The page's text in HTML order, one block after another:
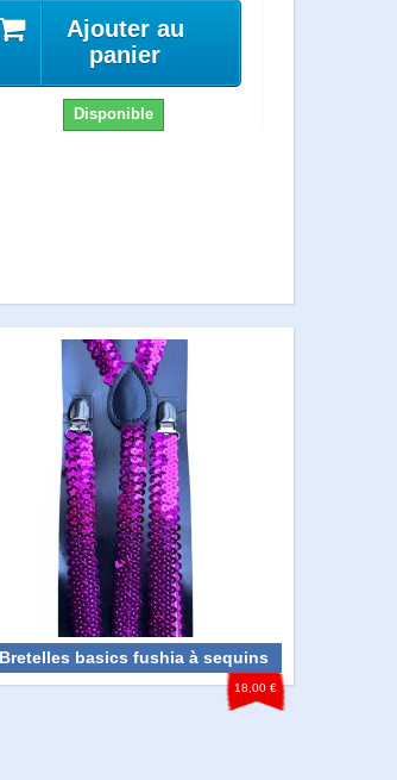
Ajouter au
panier
Disponible
Bretelles basics fushia à sequins
18,00 €